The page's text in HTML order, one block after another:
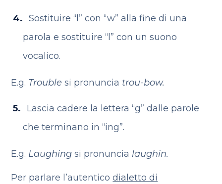
Sostituire “l” con “w” alla fine di una
parola e sostituire “l” con un suono
vocalico.
E.g. Trouble si pronuncia trou-bow.
Lascia cadere la lettera “g” dalle parole
che terminano in “ing”.
E.g. Laughing si pronuncia laughin.
Per parlare l’autenticodialetto di